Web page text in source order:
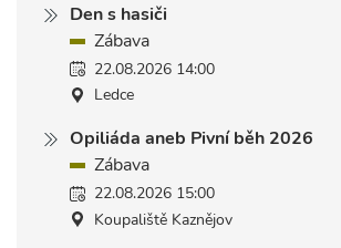
Den s hasiči
Zábava
22.08.2026 14:00
Ledce
Opiliáda aneb Pivní běh 2026
Zábava
22.08.2026 15:00
Koupaliště Kaznějov